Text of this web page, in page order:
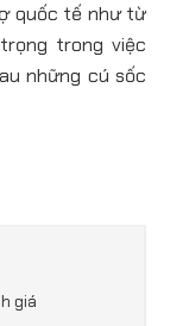
quốc tế như từ
trong việc
những cú sốc
giá